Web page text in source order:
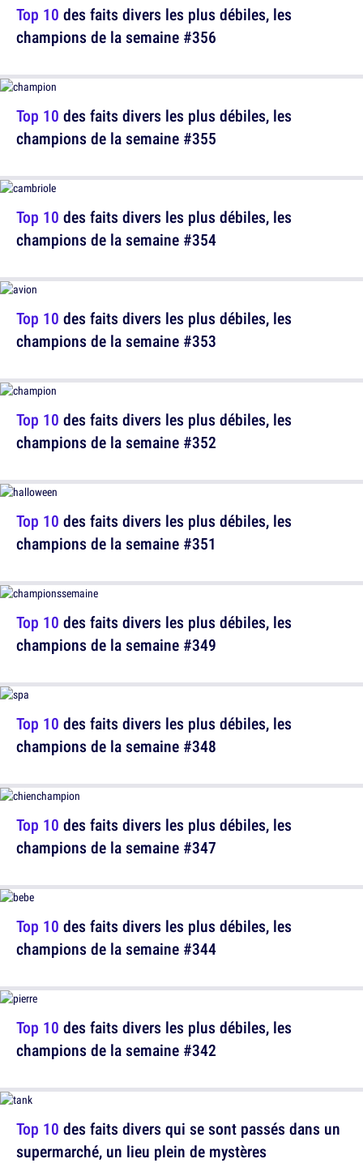
Top 10 des faits divers les plus débiles, les
champions de la semaine #356
Top 10 des faits divers les plus débiles, les
champions de la semaine #354
Top 10 des faits divers les plus débiles, les
champions de la semaine #352
Top 10 des faits divers les plus débiles, les
champions de la semaine #349
Top 10 des faits divers les plus débiles, les
champions de la semaine #347
Top 10 des faits divers les plus débiles, les
champions de la semaine #342
Top 10 des faits divers les plus débiles, les
champions de la semaine #355
Top 10 des faits divers les plus débiles, les
champions de la semaine #353
Top 10 des faits divers les plus débiles, les
champions de la semaine #351
Top 10 des faits divers les plus débiles, les
champions de la semaine #348
Top 10 des faits divers les plus débiles, les
champions de la semaine #344
Top 10 des faits divers qui se sont passés dans un
supermarché, un lieu plein de mystères